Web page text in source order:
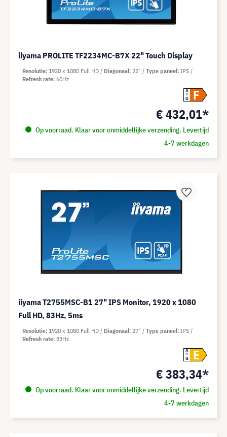
iiyama PROLITE TF2234MC-B7X 22" Touch Display
A
G
F
€ 432,01*
Op voorraad. Klaar voor onmiddellijke verzending. Levertijd
4-7 werkdagen
Resolutie 1920 x 1080 Full HD Diagonaal 22" Type paneel IPS
Refresh rate 60Hz
iiyama T2755MSC-B1 27" IPS Monitor, 1920 x 1080
Full HD, 83Hz, 5ms
A
G
E
€ 383,34*
Op voorraad. Klaar voor onmiddellijke verzending. Levertijd
4-7 werkdagen
Resolutie 1920 x 1080 Full HD Diagonaal 27" Type paneel IPS
Refresh rate 83Hz